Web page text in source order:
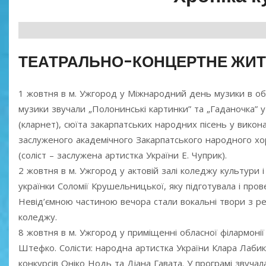
ТЕАТРАЛЬНО-КОНЦЕРТНЕ
1 жовтня в м. Ужгород у Міжнародний день музики в
музики звучали „Полонинські картинки” та
(кларнет), сюїта закарпатських народних пісень у
заслуженого академічного Закарпатського народного
(соліст – заслужена артистка України Е. Чуприк).
2 жовтня в м. Ужгород у актовій залі коледжу культури
українки Соломії Крушельницької, яку підготувала і
Невід’ємною частиною вечора стали вокальні твори з
коледжу.
8 жовтня в м. Ужгород у приміщенні обласної
Штефко. Солісти: народна артистка України Клара
конкурсів Оніко Нодь та Діана Гавата. У програмі